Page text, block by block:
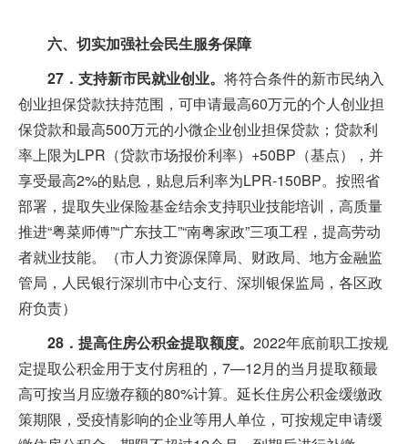
六、切实加强社会民生服务保障
27．支持新市民就业创业。 将符合条件的新市民纳入
创业担保贷款扶持范围，可申请最高60万元的个人创业担
保贷款和最高500万元的小微企业创业担保贷款；贷款利
率上限为LPR（贷款市场报价利率）+50BP（基点），并
享受最高2%的贴息，贴息后利率为LPR-150BP。按照省
部署，提取失业保险基金结余支持职业技能培训，高质量
推进“粤菜师傅”“广东技工”“南粤家政”三项工程，提高劳动
者就业技能。（市人力资源保障局、财政局、地方金融监
管局，人民银行深圳市中心支行、深圳银保监局，各区政
府负责）
28．提高住房公积金提取额度。 2022年底前职工按规
定提取公积金用于支付房租的，7—12月的当月提取额最
高可按当月应缴存额的80%计算。延长住房公积金缓缴政
策期限，受疫情影响的企业等用人单位，可按规定申请缓